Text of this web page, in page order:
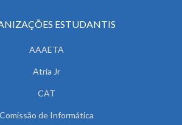
ESTUDANTIS
AAAETA
Atria Jr
CAT
Comissão de Informática